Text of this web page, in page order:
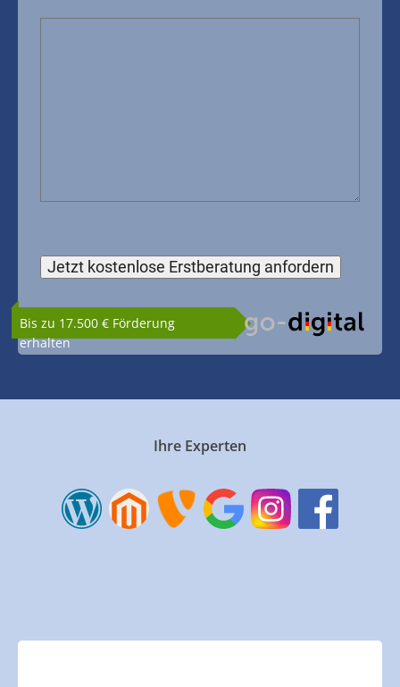
Bis zu 17.500 € Förderung
erhalten
Ihre Experten